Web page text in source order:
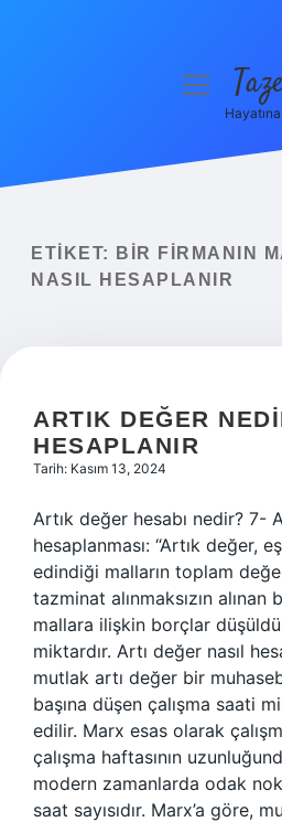
Yasal Uyarı
menüyü
ETIKET:
BIR FIRMANIN
NASIL HESAPLANIR
ARTIK DEĞER
HESAPLANIR
Tarih: Kasım 13, 2024
Artık değer hesabı nedir? 7-
hesaplanması: “Artık değer,
edindiği malların toplam
tazminat alınmaksızın
mallara ilişkin borçlar
miktardır. Artı değer nasıl
mutlak artı değer bir
başına düşen çalışma saati
edilir. Marx esas olarak
çalışma haftasının
modern zamanlarda odak
saat sayısıdır. Marx’a göre,